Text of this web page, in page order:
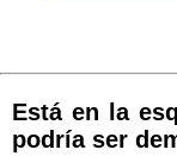
Está en la
podría ser